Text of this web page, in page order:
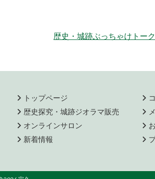
歴史・城跡ぶっちゃけトー
トップページ
歴史探究・城跡ジオラマ販売
オンラインサロン
新着情報